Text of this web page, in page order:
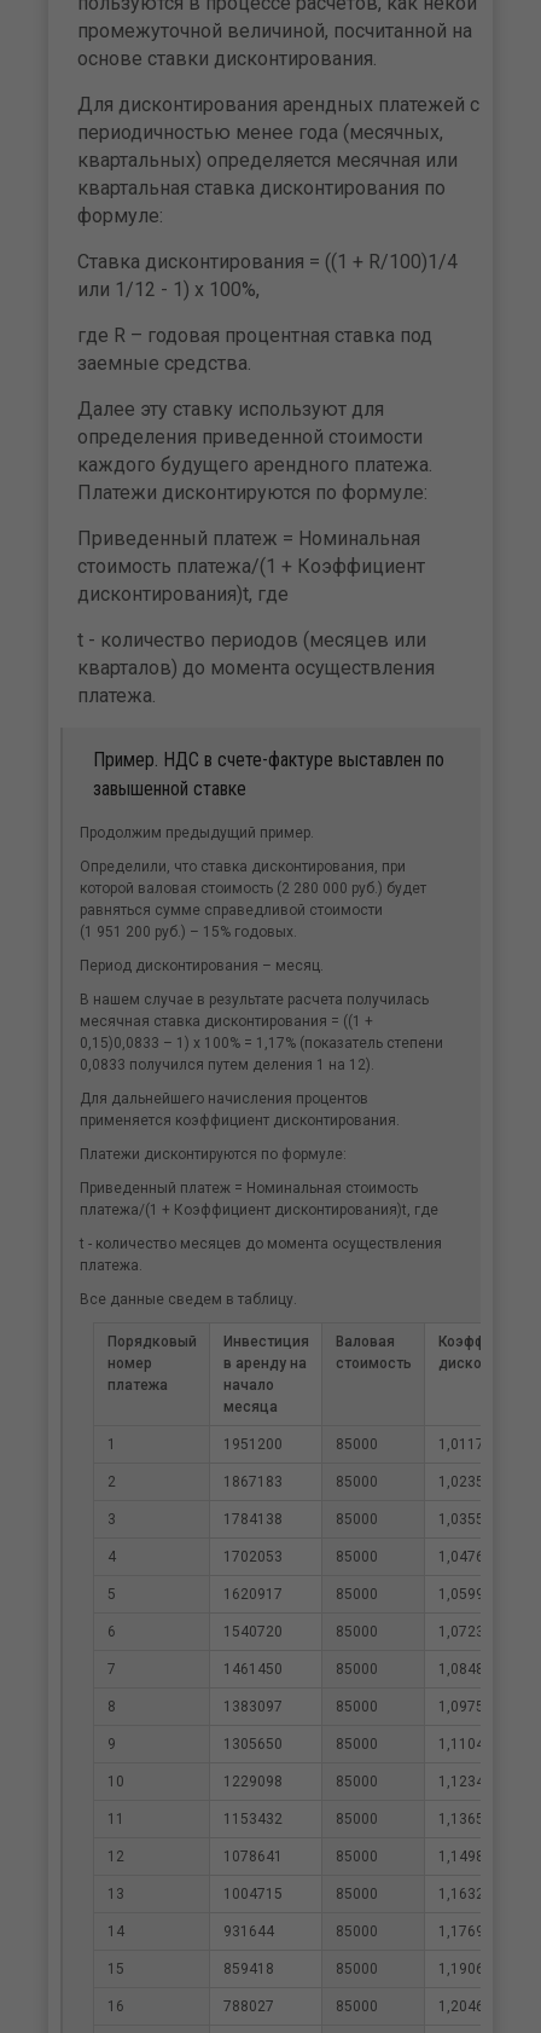
промежуточной величиной, посчитанной на
основе ставки дисконтирования.
Для дисконтирования арендных платежей с
периодичностью менее года (месячных,
квартальных) определяется месячная или
квартальная ставка дисконтирования по
формуле:
Ставка дисконтирования = ((1 + R/100)1/4
или 1/12 - 1) х 100%,
где R – годовая процентная ставка под
заемные средства.
Далее эту ставку используют для
определения приведенной стоимости
каждого будущего арендного платежа.
Платежи дисконтируются по формуле:
Приведенный платеж = Номинальная
стоимость платежа/(1 + Коэффициент
дисконтирования)t, где
t - количество периодов (месяцев или
кварталов) до момента осуществления
платежа.
Пример. НДС в счете-фактуре выставлен по
завышенной ставке
Продолжим предыдущий пример.
Определили, что ставка дисконтирования, при
которой валовая стоимость (2 280 000 руб.) будет
равняться сумме справедливой стоимости
(1 951 200 руб.) – 15% годовых.
Период дисконтирования – месяц.
В нашем случае в результате расчета получилась
месячная ставка дисконтирования = ((1 +
0,15)0,0833 – 1) х 100% = 1,17% (показатель степени
0,0833 получился путем деления 1 на 12).
Для дальнейшего начисления процентов
применяется коэффициент дисконтирования.
Платежи дисконтируются по формуле:
Приведенный платеж = Номинальная стоимость
платежа/(1 + Коэффициент дисконтирования)t, где
t - количество месяцев до момента осуществления
платежа.
Все данные сведем в таблицу.
Порядковый
номер
платежа
Инвестиция
в аренду на
начало
месяца
Валовая
стоимость
Коэффициент
1 1951200 85000 1,0117
2 1867183 85000 1,0235
3 1784138 85000 1,0355
4 1702053 85000 1,0476
5 1620917 85000 1,0599
6 1540720 85000 1,0723
7 1461450 85000 1,0848
8 1383097 85000 1,0975
9 1305650 85000 1,1104
10 1229098 85000 1,1234
11 1153432 85000 1,1365
12 1078641 85000 1,1498
13 1004715 85000 1,1632
14 931644 85000 1,1769
15 859418 85000 1,1906
16 788027 85000 1,2046